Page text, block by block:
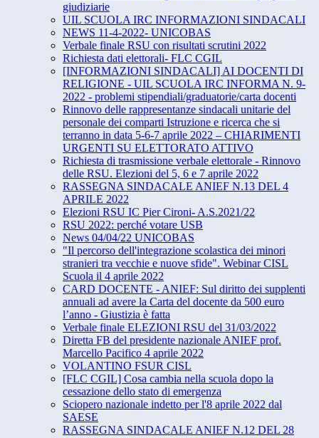
giudiziarie
UIL SCUOLA IRC INFORMAZIONI SINDACALI
NEWS 11-4-2022- UNICOBAS
Verbale finale RSU con risultati scrutini 2022
Richiesta dati elettorali- FLC CGIL
[INFORMAZIONI SINDACALI] AI DOCENTI DI
RELIGIONE - UIL SCUOLA IRC INFORMA N. 9-
2022 - problemi stipendiali/graduatorie/carta docenti
Rinnovo delle rappresentanze sindacali unitarie del
personale dei comparti Istruzione e ricerca che si
terranno in data 5-6-7 aprile 2022 – CHIARIMENTI
URGENTI SU ELETTORATO ATTIVO
Richiesta di trasmissione verbale elettorale - Rinnovo
delle RSU. Elezioni del 5, 6 e 7 aprile 2022
RASSEGNA SINDACALE ANIEF N.13 DEL 4
APRILE 2022
Elezioni RSU IC Pier Cironi- A.S.2021/22
RSU 2022: perché votare USB
News 04/04/22 UNICOBAS
"Il percorso dell'integrazione scolastica dei minori
stranieri tra vecchie e nuove sfide". Webinar CISL
Scuola il 4 aprile 2022
CARD DOCENTE - ANIEF: Sul diritto dei supplenti
annuali ad avere la Carta del docente da 500 euro
l’anno - Giustizia è fatta
Verbale finale ELEZIONI RSU del 31/03/2022
Diretta FB del presidente nazionale ANIEF prof.
Marcello Pacifico 4 aprile 2022
VOLANTINO FSUR CISL
[FLC CGIL] Cosa cambia nella scuola dopo la
cessazione dello stato di emergenza
Sciopero nazionale indetto per l'8 aprile 2022 dal
SAESE
RASSEGNA SINDACALE ANIEF N.12 DEL 28